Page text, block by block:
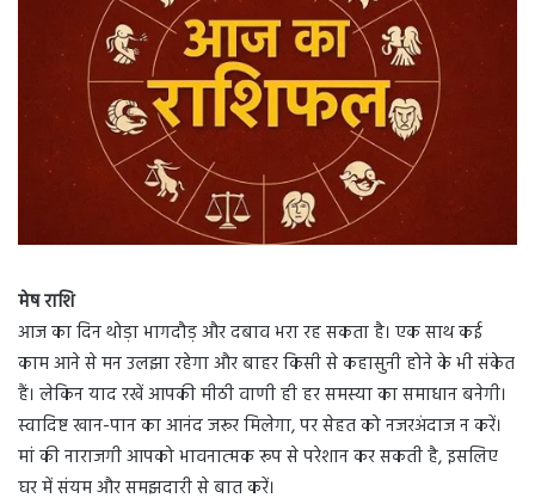
मेष राशि
आज का दिन थोड़ा भागदौड़ और दबाव भरा रह सकता है। एक साथ कई
काम आने से मन उलझा रहेगा और बाहर किसी से कहासुनी होने के भी संकेत
हैं। लेकिन याद रखें आपकी मीठी वाणी ही हर समस्या का समाधान बनेगी।
स्वादिष्ट खान-पान का आनंद जरूर मिलेगा, पर सेहत को नजरअंदाज न करें।
मां की नाराजगी आपको भावनात्मक रूप से परेशान कर सकती है, इसलिए
घर में संयम और समझदारी से बात करें।